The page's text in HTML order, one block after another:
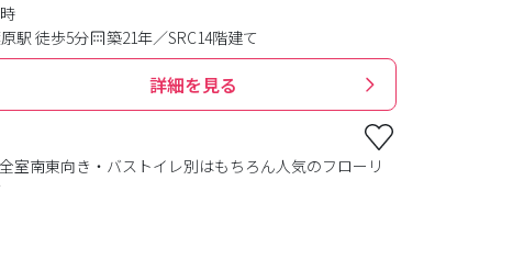
駅 徒歩5分 築21年／SRC14階建て
詳細を見る
南東向き・バストイレ別はもちろん人気のフローリ